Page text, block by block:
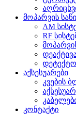
მოპარვის
AM
RF
აქსესუარები
კვების
კონტაქტი